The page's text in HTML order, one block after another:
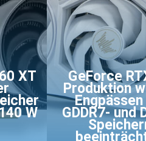
XT
W
GeForce
Produktion
GDDR7- und